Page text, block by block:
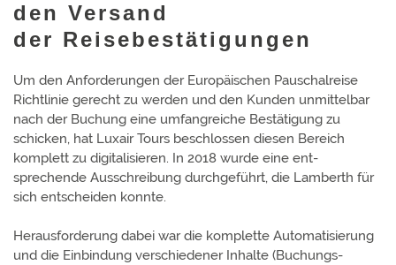
den Versand
der Reisebestätigungen
Um den Anforderungen der Europäischen Pauschal­reise
Richt­linie gerecht zu werden und den Kunden unmittel­bar
nach der Buchung eine umfangreiche Bestä­tigung zu
schicken, hat Luxair Tours beschlossen diesen Bereich
komplett zu digitalisieren. In 2018 wurde eine ent­
sprechende Aus­schrei­bung durch­geführt, die Lamberth für
sich ent­scheiden konnte.
Heraus­forder­ung dabei war die kom­plette Auto­matisierung
und die Ein­bindung ver­schie­dener Inhalte (Buchungs­